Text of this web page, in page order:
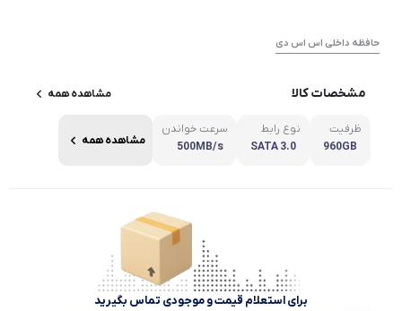
حافظه داخلی اس اس دی
مشخصات کالا مشاهده همه
ظرفیت
960GB
نوع رابط
SATA 3.0
سرعت خواندن
500MB/s
مشاهده همه
برای استعلام قیمت و موجودی تماس بگیرید